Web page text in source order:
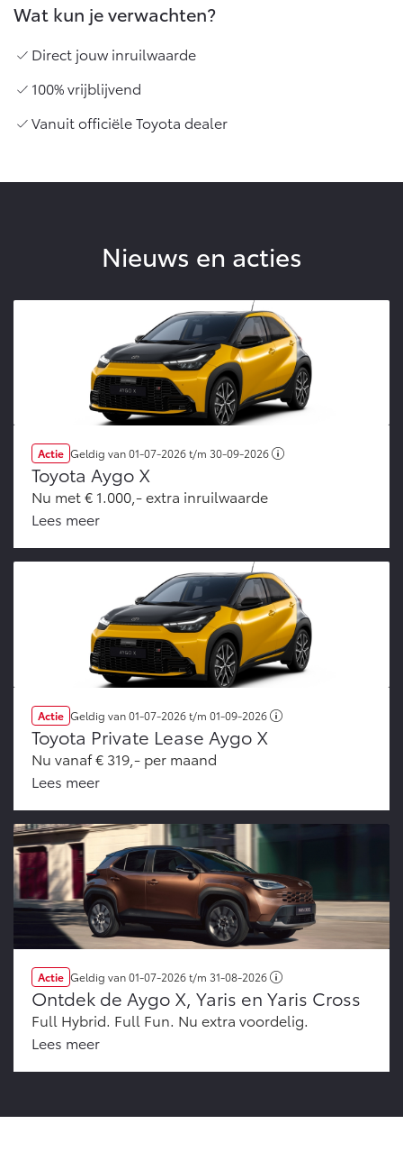
Wat kun je verwachten?
Direct jouw inruilwaarde
100% vrijblijvend
Vanuit officiële Toyota dealer
Nieuws en acties
Actie Geldig van01-07-2026t/m 30-09-2026
Toyota Aygo X
Nu met € 1.000,- extra inruilwaarde
Lees meer
Actie Geldig van01-07-2026t/m 01-09-2026
Toyota Private Lease Aygo X
Nu vanaf € 319,- per maand
Lees meer
Actie Geldig van01-07-2026t/m 31-08-2026
Ontdek de Aygo X, Yaris en Yaris Cross
Full Hybrid. Full Fun. Nu extra voordelig.
Lees meer